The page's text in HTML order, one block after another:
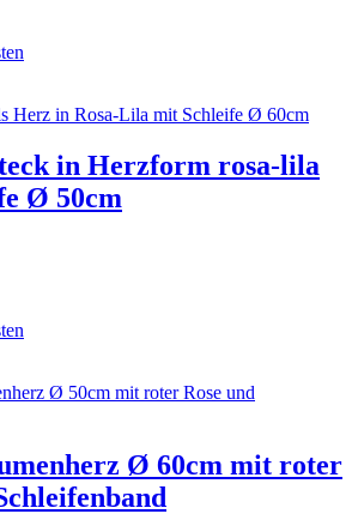
in Herzform rosa-lila
Ø 50cm
Ø 60cm mit roter